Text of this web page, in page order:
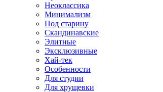
Неоклассика
Минимализм
Под старину
Скандинавские
Элитные
Эксклюзивные
Хай-тек
Особенности
Для студии
Для хрущевки